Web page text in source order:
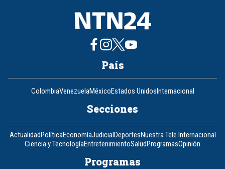
País
ColombiaVenezuelaMéxicoEstados UnidosInternacional
Secciones
ActualidadPolíticaEconomíaJudicialDeportesNuestra Tele Internacional
Ciencia y TecnologíaEntretenimientoSaludProgramasOpinión
Programas